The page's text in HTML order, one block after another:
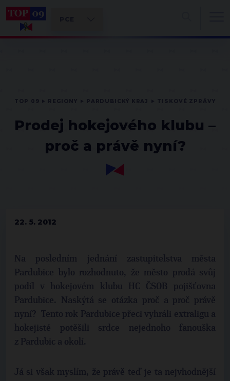
Prodej hokejového klubu –
proč a právě nyní?
22. 5. 2012
Na posledním jednání zastupitelstva města
Pardubice bylo rozhodnuto, že město prodá svůj
podíl v hokejovém klubu HC ČSOB pojišťovna
Pardubice. Naskýtá se otázka proč a proč právě
nyní? Tento rok Pardubice přeci vyhráli extraligu a
hokejisté potěšili srdce nejednoho fanouška
z Pardubic a okolí.
Já si však myslím, že právě teď je ta nejvhodnější